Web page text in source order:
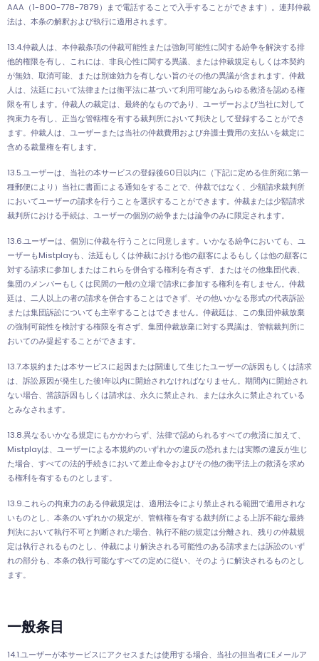
AAA（1-800-778-7879）まで電話することで入手することができます）。連邦仲裁
法は、本条の解釈および執行に適用されます。
13.4.仲裁人は、本仲裁条項の仲裁可能性または強制可能性に関する紛争を解決する排
他的権限を有し、これには、非良心性に関する異議、または仲裁規定もしくは本契約
が無効、取消可能、または別途効力を有しない旨のその他の異議が含まれます。仲裁
人は、法廷において法律または衡平法に基づいて利用可能なあらゆる救済を認める権
限を有します。仲裁人の裁定は、最終的なものであり、ユーザーおよび当社に対して
拘束力を有し、正当な管轄権を有する裁判所において判決として登録することができ
ます。仲裁人は、ユーザーまたは当社の仲裁費用および弁護士費用の支払いを裁定に
含める裁量権を有します。
13.5.ユーザーは、当社の本サービスの登録後60日以内に（下記に定める住所宛に第一
種郵便により）当社に書面による通知をすることで、仲裁ではなく、少額請求裁判所
においてユーザーの請求を行うことを選択することができます。仲裁または少額請求
裁判所における手続は、ユーザーの個別の紛争または論争のみに限定されます。
13.6.ユーザーは、個別に仲裁を行うことに同意します。いかなる紛争においても、ユ
ーザーもMistplayも、法廷もしくは仲裁における他の顧客によるもしくは他の顧客に
対する請求に参加しまたはこれらを併合する権利を有さず、またはその他集団代表、
集団のメンバーもしくは民間の一般の立場で請求に参加する権利を有しません。仲裁
廷は、二人以上の者の請求を併合することはできず、その他いかなる形式の代表訴訟
または集団訴訟についても主宰することはできません。仲裁廷は、この集団仲裁放棄
の強制可能性を検討する権限を有さず、集団仲裁放棄に対する異議は、管轄裁判所に
おいてのみ提起することができます。
13.7.本規約または本サービスに起因または關連して生じたユーザーの訴因もしくは請求
は、訴訟原因が発生した後1年以内に開始されなければなりません。期間內に開始され
ない場合、當該訴因もしくは請求は、永久に禁止され、または永久に禁止されている
とみなされます。
13.8.異なるいかなる規定にもかかわらず、法律で認められるすべての救済に加えて、
Mistplayは、ユーザーによる本規約のいずれかの違反の恐れまたは実際の違反が生じ
た場合、すべての法的手続きにおいて差止命令およびその他の衡平法上の救済を求め
る権利を有するものとします。
13.9.これらの拘束力のある仲裁規定は、適用法令により禁止される範囲で適用されな
いものとし、本条のいずれかの規定が、管轄権を有する裁判所による上訴不能な最終
判決において執行不可と判断された場合、執行不能の規定は分離され、残りの仲裁規
定は執行されるものとし、仲裁により解決される可能性のある請求または訴訟のいず
れの部分も、本条の執行可能なすべての定めに従い、そのように解決されるものとし
ます。
一般条目
14.1.ユーザーが本サービスにアクセスまたは使用する場合、当社の担当者にEメールア